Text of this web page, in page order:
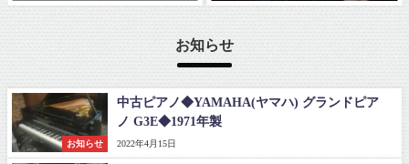
2026年1月27日
お知らせ
お知らせ
中古ピアノ◆YAMAHA(ヤマハ) グランドピア
ノ G3E◆1971年製
2022年4月15日